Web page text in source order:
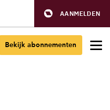
AANMELDEN
Bekijk abonnementen